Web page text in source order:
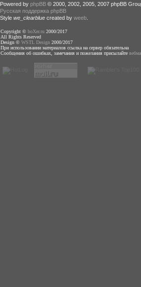
Powered by phpBB © 2000, 2002, 2005, 2007 phpBB
Русская поддержка phpBB
Style we_clearblue created by weeb
Copyright © boXer.ru 2000/2017
All Rights Reserved
Design © WSTL Design 2000/2017
При использовании материалов ссылка на сервер обязательна
Сообщения об ошибках, замечания и пожелания присылайте